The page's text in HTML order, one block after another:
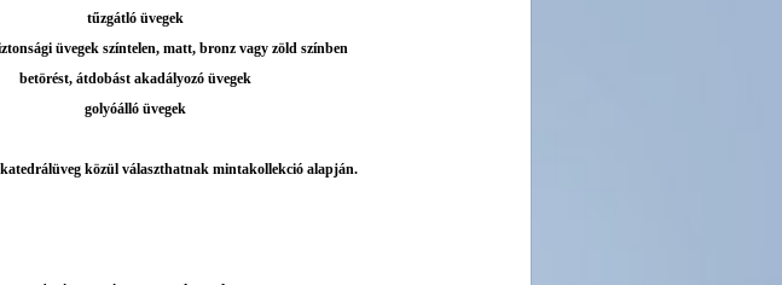
tűzgátló üvegek
üvegek színtelen, matt, bronz vagy zöld színben
betörést, átdobást akadályozó üvegek
golyóálló üvegek
katedrálüveg közül választhatnak mintakollekció alapján.